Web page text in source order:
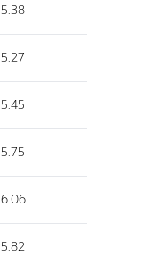
5.38
5.27
5.45
5.75
6.06
5.82